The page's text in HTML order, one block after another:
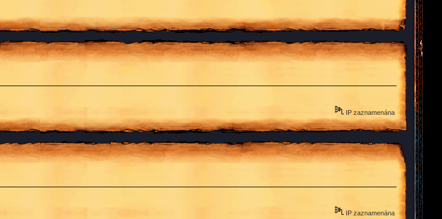
IP zaznamenána
IP zaznamenána